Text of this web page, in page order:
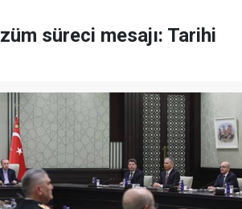
süreci mesajı: Tarihi